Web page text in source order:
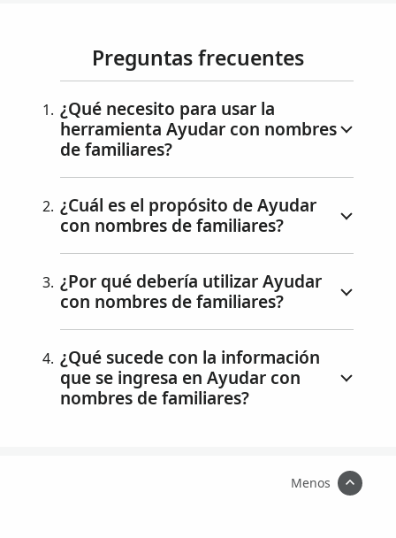
res, la
cual
guía a
los
líderes
ros
para
que
pueda
n
fácilm
ente
nombr
Preguntas frecuentes
¿Qué necesito para usar la
herramienta Ayudar con nombres
de familiares?
¿Cuál es el propósito de Ayudar
con nombres de familiares?
¿Por qué debería utilizar Ayudar
con nombres de familiares?
¿Qué sucede con la información
que se ingresa en Ayudar con
nombres de familiares?
Menos